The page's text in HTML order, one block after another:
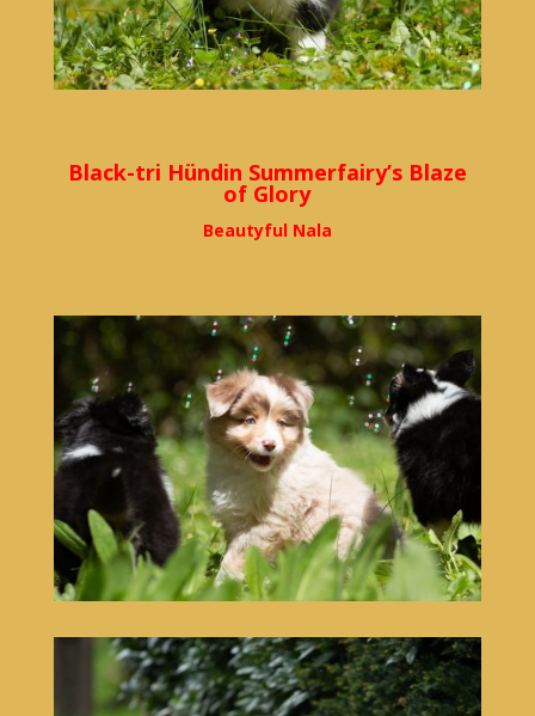
Black-tri Hündin Summerfairy’s Blaze
of Glory
Beautyful Nala